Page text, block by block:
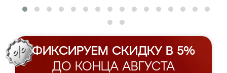
ФИКСИРУЕМ СКИДКУ В 5%
ДО КОНЦА АВГУСТА